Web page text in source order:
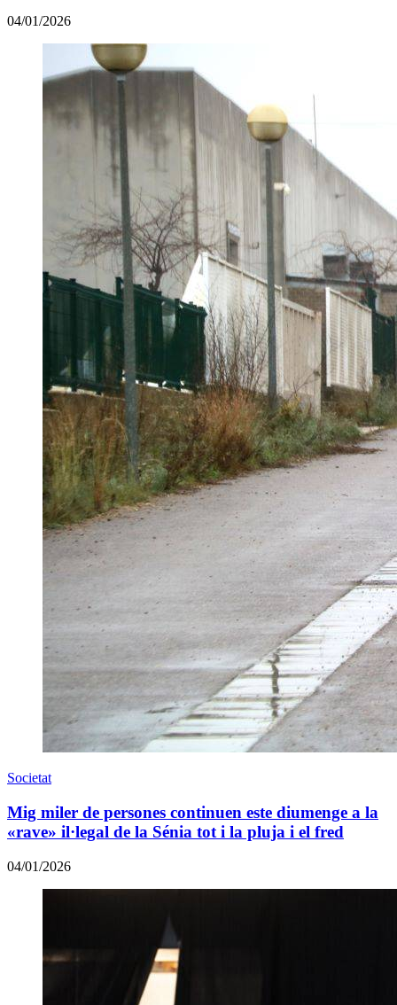
04/01/2026
Societat
Mig miler de persones continuen este diumenge a la
«rave» il·legal de la Sénia tot i la pluja i el fred
04/01/2026